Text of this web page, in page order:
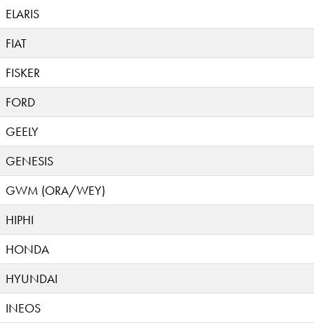
ELARIS
FIAT
FISKER
FORD
GEELY
GENESIS
GWM (ORA/WEY)
HIPHI
HONDA
HYUNDAI
INEOS